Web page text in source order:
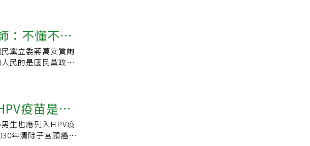
怖性病「菜花」。
各縣市接種率均超
費接種對象。馬博
也是對另一半負責
已與各大醫院進行
利用早期篩檢找出
與子宮頸癌、陰
中，接種四價疫
都降低；蘇格蘭施
及其癌前病變可以
，建議建立性別平
全程直播，請鎖定
在實際預防癌症上
子宮頸癌成效的研
典十年來全國普打
癌，無人因此死
。曾志仁表示，這
1500多人。台灣癌
生公費HPV疫苗接
達到世界衛生組織
組織最近首度發布
：不懂不要
黨立委蔣萬安質詢
民的是國民黨政
直言「你吃了二十
「萊克多巴胺做過
懂就不要亂扯。」
嗎？」也有人說，
有婦產科醫師說，
疫苗是國
生也應列入HPV疫
年清除子宮頸癌」